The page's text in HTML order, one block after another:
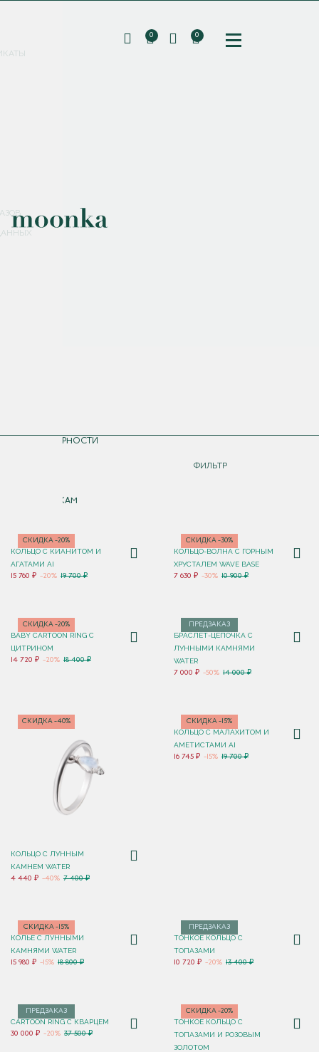
Соглашаюсь с
0 0
ПО ПОПУЛЯРНОСТИ
ПО НОВИНКАМ
ФИЛЬТР
СКИДКА -20%
КОЛЬЦО С КИАНИТОМ И
АГАТАМИ AI
15 760 ₽ -20% 19 700 ₽
СКИДКА -30%
КОЛЬЦО-ВОЛНА С ГОРНЫМ
ХРУСТАЛЕМ WAVE BASE
7 630 ₽ -30% 10 900 ₽
СКИДКА -20%
BABY CARTOON RING С
ЦИТРИНОМ
14 720 ₽ -20% 18 400 ₽
ПРЕДЗАКАЗ
БРАСЛЕТ-ЦЕПОЧКА С
ЛУННЫМИ КАМНЯМИ
WATER
7 000 ₽ -50% 14 000 ₽
СКИДКА -40%
КОЛЬЦО С ЛУННЫМ
КАМНЕМ WATER
4 440 ₽ -40% 7 400 ₽
СКИДКА -15%
КОЛЬЦО С МАЛАХИТОМ И
АМЕТИСТАМИ AI
16 745 ₽ -15% 19 700 ₽
СКИДКА -15%
КОЛЬЕ С ЛУННЫМИ
КАМНЯМИ WATER
15 980 ₽ -15% 18 800 ₽
ПРЕДЗАКАЗ
ТОНКОЕ КОЛЬЦО С
ТОПАЗАМИ
10 720 ₽ -20% 13 400 ₽
ПРЕДЗАКАЗ
CARTOON RING С КВАРЦЕМ
30 000 ₽ -20% 37 500 ₽
СКИДКА -20%
ТОНКОЕ КОЛЬЦО С
ТОПАЗАМИ И РОЗОВЫМ
ЗОЛОТОМ